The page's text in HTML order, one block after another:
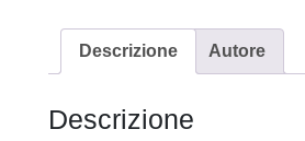
Descrizione Autore
Descrizione